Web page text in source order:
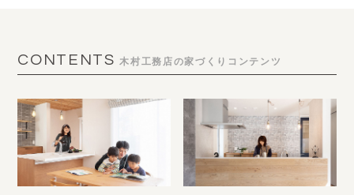
CONTENTS 木村工務店の家づくりコンテンツ